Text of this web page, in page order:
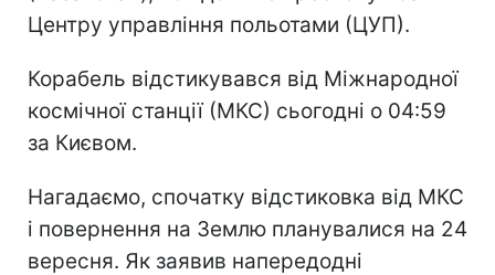
Центру управління польотами (ЦУП).
Корабель відстикувався від Міжнародної
космічної станції (МКС) сьогодні о 04:59
за Києвом.
Нагадаємо, спочатку відстиковка від МКС
і повернення на Землю планувалися на 24
вересня. Як заявив напередодні